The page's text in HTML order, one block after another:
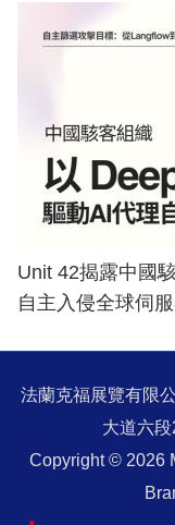
Unit 42揭露中國
自主入侵全球伺
法蘭克福展覽有限
大道六
Copyright © 2026